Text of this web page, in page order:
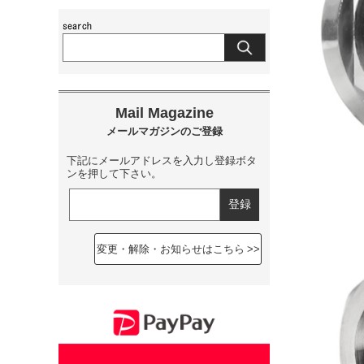
下記にメールアドレスを入力し登録ボタ
ンを押して下さい。
変更・解除・お知らせはこちら